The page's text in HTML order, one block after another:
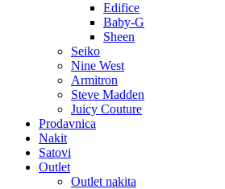
Edifice
Baby-G
Sheen
Seiko
Nine West
Armitron
Steve Madden
Juicy Couture
Prodavnica
Nakit
Satovi
Outlet
Outlet nakita